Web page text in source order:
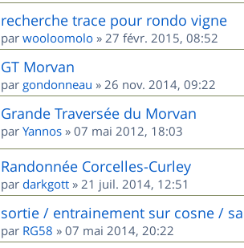
recherche trace pour rondo vigne
par wooloomolo » 27 févr. 2015, 08:52
GT Morvan
par gondonneau » 26 nov. 2014, 09:22
Grande Traversée du Morvan
par Yannos » 07 mai 2012, 18:03
Randonnée Corcelles-Curley
par darkgott » 21 juil. 2014, 12:51
sortie / entrainement sur cosne /
par RG58 » 07 mai 2014, 20:22